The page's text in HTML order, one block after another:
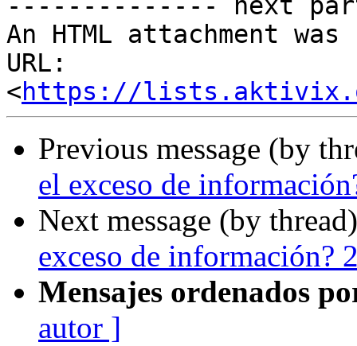
-------------- next
An HTML attachment
URL:
<https://
Previous message (by
el exceso de
Next message (by
exceso de información?
Mensajes ordenados
autor ]